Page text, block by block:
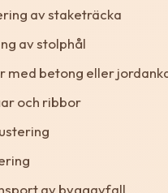
av staketräcka
av stolphål
med betong eller
och ribbor
av byggavfall